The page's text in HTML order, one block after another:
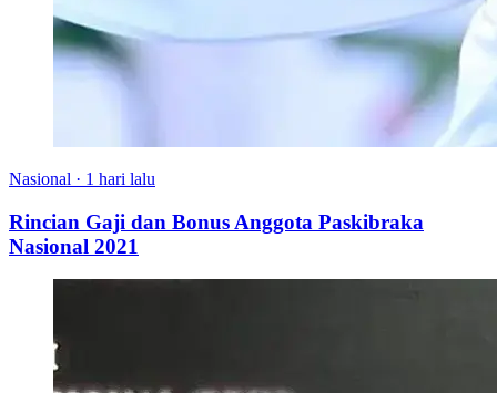
Nasional · 1 hari lalu
Rincian Gaji dan Bonus Anggota Paskibraka
Nasional 2021